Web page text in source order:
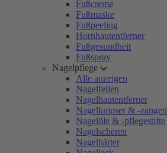
Fußcreme
Fußmaske
Fußpeeling
Hornhautentferner
Fußgesundheit
Fußspray
Nagelpflege
Alle anzeigen
Nagelfeilen
Nagelhautentferner
Nagelknipser & -zangen
Nagelöle & -pflegestifte
Nagelscheren
Nagelhärter